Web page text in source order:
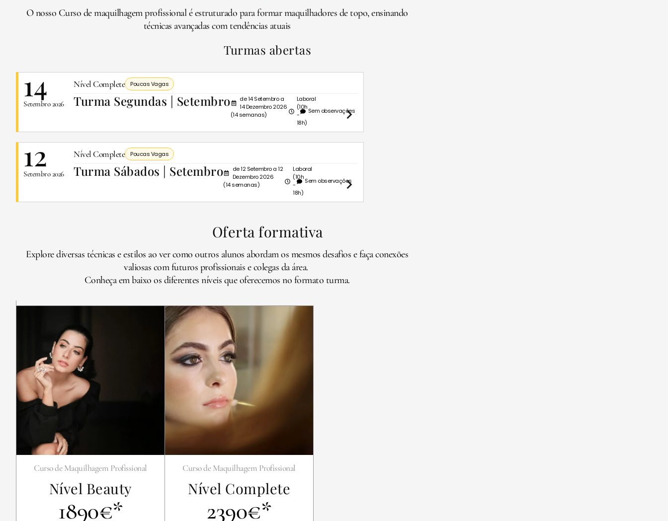
O nosso Curso de maquilhagem profissional é estruturado para formar maquilhadores de topo, ensinando
técnicas avançadas com tendências atuais
Turmas abertas
14
Setembro 2026
Nível Complete Poucas Vagas
Turma Segundas | Setembro
de 14 Setembro a
14 Dezembro 2026
(14 semanas)
Laboral
(10h
-
18h)
Sem observações
12
Setembro 2026
Nível Complete Poucas Vagas
Turma Sábados | Setembro
de 12 Setembro a 12
Dezembro 2026
(14 semanas)
Laboral
(10h
-
18h)
Sem observações
Oferta formativa
Explore diversas técnicas e estilos ao ver como outros alunos abordam os mesmos desafios e faça conexões
valiosas com futuros profissionais e colegas da área.
Conheça em baixo os diferentes níveis que oferecemos no formato turma.
Curso de Maquilhagem Profissional
Nível Beauty
1890€*
Curso de Maquilhagem Profissional
Nível Complete
2390€*